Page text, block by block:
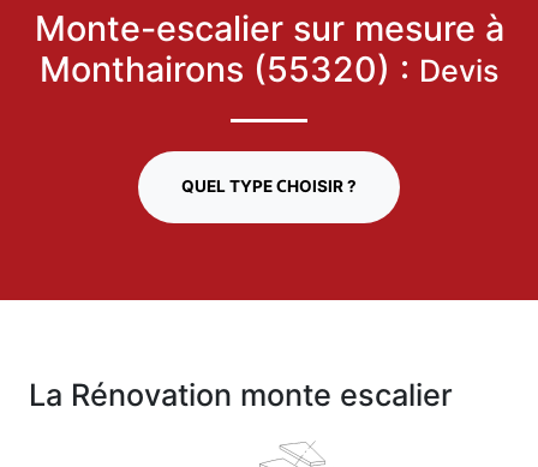
Monte-escalier sur mesure à
Monthairons (55320) : Devis
QUEL TYPE CHOISIR ?
La Rénovation monte escalier